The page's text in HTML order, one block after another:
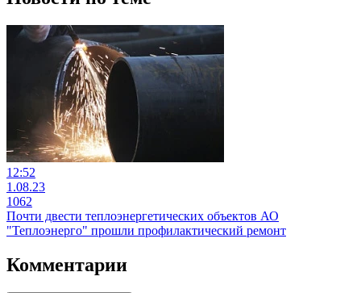
12:52
1.08.23
1062
Почти двести теплоэнергетических объектов АО
"Теплоэнерго" прошли профилактический ремонт
Комментарии